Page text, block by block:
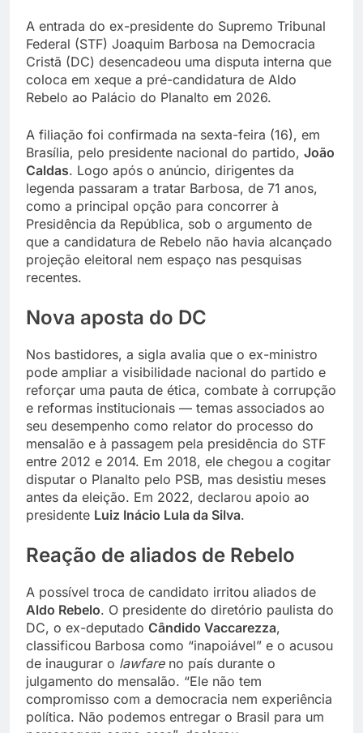
A entrada do ex-presidente do Supremo Tribunal
Federal (STF) Joaquim Barbosa na Democracia
Cristã (DC) desencadeou uma disputa interna que
coloca em xeque a pré-candidatura de Aldo
Rebelo ao Palácio do Planalto em 2026.
A filiação foi confirmada na sexta-feira (16), em
Brasília, pelo presidente nacional do partido, João
Caldas. Logo após o anúncio, dirigentes da
legenda passaram a tratar Barbosa, de 71 anos,
como a principal opção para concorrer à
Presidência da República, sob o argumento de
que a candidatura de Rebelo não havia alcançado
projeção eleitoral nem espaço nas pesquisas
recentes.
Nova aposta do DC
Nos bastidores, a sigla avalia que o ex-ministro
pode ampliar a visibilidade nacional do partido e
reforçar uma pauta de ética, combate à corrupção
e reformas institucionais — temas associados ao
seu desempenho como relator do processo do
mensalão e à passagem pela presidência do STF
entre 2012 e 2014. Em 2018, ele chegou a cogitar
disputar o Planalto pelo PSB, mas desistiu meses
antes da eleição. Em 2022, declarou apoio ao
presidente Luiz Inácio Lula da Silva.
Reação de aliados de Rebelo
A possível troca de candidato irritou aliados de
Aldo Rebelo. O presidente do diretório paulista do
DC, o ex-deputado Cândido Vaccarezza,
classificou Barbosa como “inapoiável” e o acusou
de inaugurar o lawfareno país durante o
julgamento do mensalão. “Ele não tem
compromisso com a democracia nem experiência
política. Não podemos entregar o Brasil para um